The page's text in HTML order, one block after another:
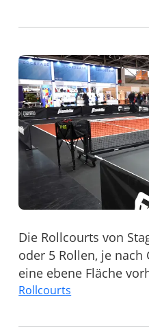
Die Rollcourts von
oder 5 Rollen, je nach
eine ebene Fläche
Rollcourts